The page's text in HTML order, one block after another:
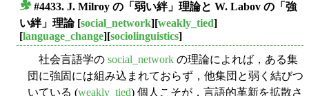
#4433. J. Milroy の「弱い絆」理論と W. Labov の「強
い絆」理論[social_network][weakly_tied]
[language_change][sociolinguistics]
社会言語学の social_network の理論によれば，ある集
団に強固には組み込まれておらず，他集団と弱く結びつ
いている (weakly_tied) 個人こそが，言語的革新を拡散さ